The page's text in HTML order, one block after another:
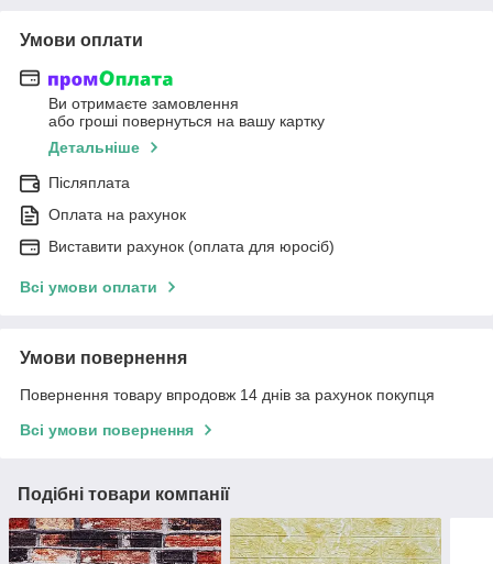
Умови оплати
Ви отримаєте замовлення
або гроші повернуться на вашу картку
Детальніше
Післяплата
Оплата на рахунок
Виставити рахунок (оплата для юросіб)
Всі умови оплати
Умови повернення
Повернення товару впродовж 14 днів за рахунок покупця
Всі умови повернення
Подібні товари компанії